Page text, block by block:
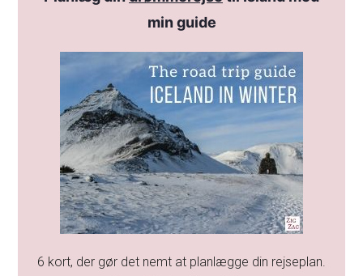
min guide
6 kort, der gør det nemt at planlægge din rejseplan.